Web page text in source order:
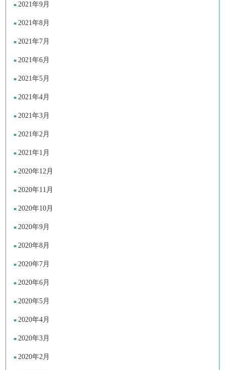
2021年9月
2021年8月
2021年7月
2021年6月
2021年5月
2021年4月
2021年3月
2021年2月
2021年1月
2020年12月
2020年11月
2020年10月
2020年9月
2020年8月
2020年7月
2020年6月
2020年5月
2020年4月
2020年3月
2020年2月